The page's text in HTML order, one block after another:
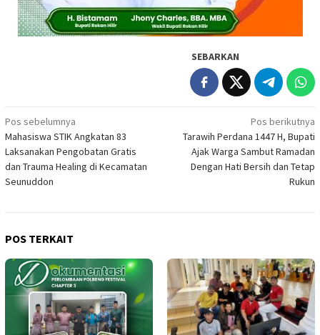
SEBARKAN
Navigasi
pos
Pos sebelumnya
Mahasiswa STIK Angkatan 83
Laksanakan Pengobatan Gratis
dan Trauma Healing di Kecamatan
Seunuddon
Pos berikutnya
Tarawih Perdana 1447 H, Bupati
Ajak Warga Sambut Ramadan
Dengan Hati Bersih dan Tetap
Rukun
POS TERKAIT